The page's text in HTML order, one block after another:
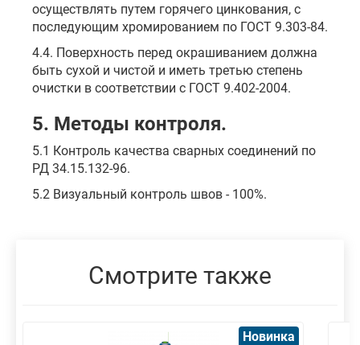
осуществлять путем горячего цинкования, с
последующим хромированием по ГОСТ 9.303-84.
4.4. Поверхность перед окрашиванием должна
быть сухой и чистой и иметь третью степень
очистки в соответствии с ГОСТ 9.402-2004.
5. Методы контроля.
5.1 Контроль качества сварных соединений по
РД 34.15.132-96.
5.2 Визуальный контроль швов - 100%.
Смотрите также
Новинка